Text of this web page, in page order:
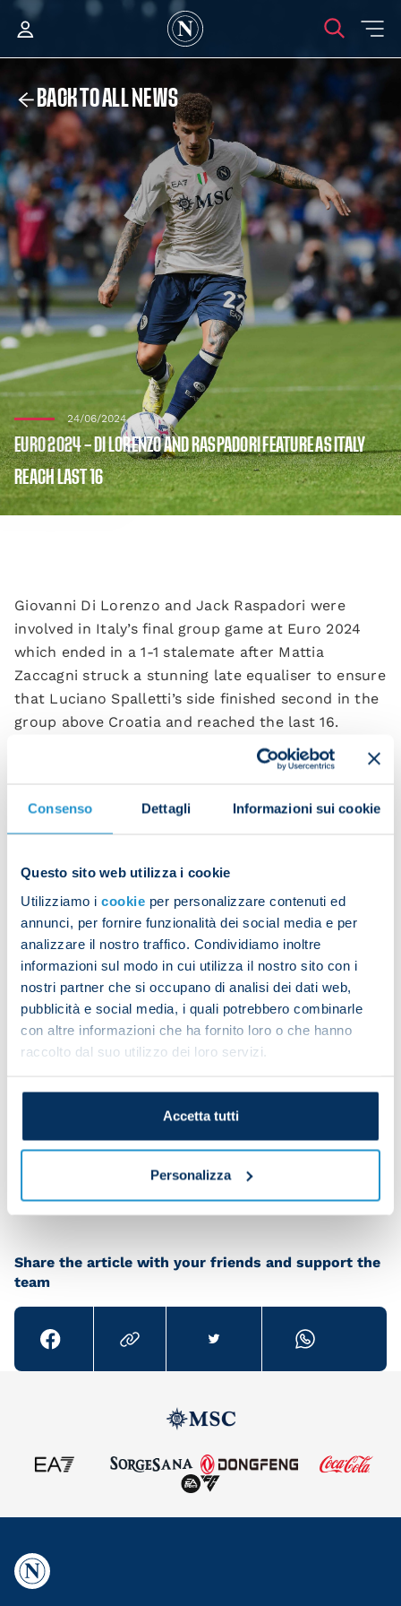
Consenso Dettagli Informazioni sui cookie
Questo sito web utilizza i cookie
Utilizziamo i cookie per personalizzare contenuti ed
annunci, per fornire funzionalità dei social media e per
analizzare il nostro traffico. Condividiamo inoltre
informazioni sul modo in cui utilizza il nostro sito con i
nostri partner che si occupano di analisi dei dati web,
pubblicità e social media, i quali potrebbero combinarle
con altre informazioni che ha fornito loro o che hanno
raccolto dal suo utilizzo dei loro servizi.
Accetta tutti
Personalizza
BACK TO ALL NEWS
24/06/2024
EURO 2024 – DI LORENZO AND RASPADORI FEATURE AS ITALY
REACH LAST 16
Giovanni Di Lorenzo and Jack Raspadori were
involved in Italy’s final group game at Euro 2024
which ended in a 1-1 stalemate after Mattia
Zaccagni struck a stunning late equaliser to ensure
that Luciano Spalletti’s side finished second in the
group above Croatia and reached the last 16.
Di Lorenzo played the full 90 minutes while
Italy ended Group B on four points behind a Spain
Croatia have to wait and see if other results go
Share the article with your friends and support the
team